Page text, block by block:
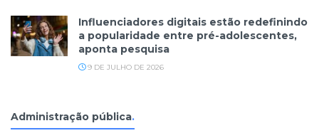
Influenciadores digitais estão redefinindo
a popularidade entre pré-adolescentes,
aponta pesquisa
9 DE JULHO DE 2026
Administração pública.